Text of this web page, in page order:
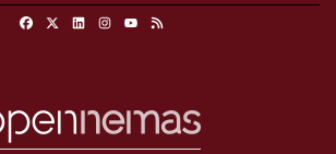
FacebookLinkedinInstagram